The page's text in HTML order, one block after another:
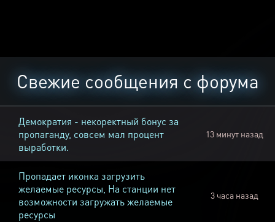
Свежие сообщения с форума
Демократия - некоректный бонус за
пропаганду, совсем мал процент
выработки.
13 минут назад
Пропадает иконка загрузить
желаемые ресурсы, На станции нет
возможности загружать желаемые
ресурсы
3 часа назад